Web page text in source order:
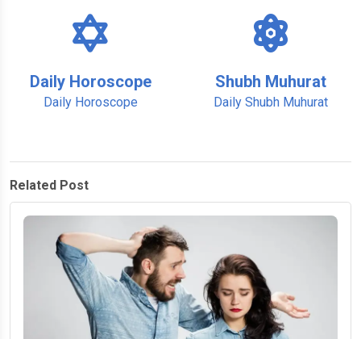
Daily Horoscope
Daily Horoscope
Shubh Muhurat
Daily Shubh Muhurat
Related Post